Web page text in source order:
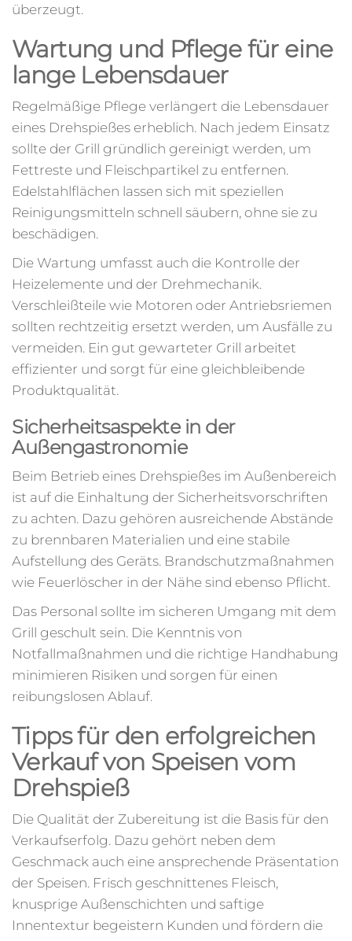
überzeugt.
Wartung und Pflege für eine
lange Lebensdauer
Regelmäßige Pflege verlängert die Lebensdauer
eines Drehspießes erheblich. Nach jedem Einsatz
sollte der Grill gründlich gereinigt werden, um
Fettreste und Fleischpartikel zu entfernen.
Edelstahlflächen lassen sich mit speziellen
Reinigungsmitteln schnell säubern, ohne sie zu
beschädigen.
Die Wartung umfasst auch die Kontrolle der
Heizelemente und der Drehmechanik.
Verschleißteile wie Motoren oder Antriebsriemen
sollten rechtzeitig ersetzt werden, um Ausfälle zu
vermeiden. Ein gut gewarteter Grill arbeitet
effizienter und sorgt für eine gleichbleibende
Produktqualität.
Sicherheitsaspekte in der
Außengastronomie
Beim Betrieb eines Drehspießes im Außenbereich
ist auf die Einhaltung der Sicherheitsvorschriften
zu achten. Dazu gehören ausreichende Abstände
zu brennbaren Materialien und eine stabile
Aufstellung des Geräts. Brandschutzmaßnahmen
wie Feuerlöscher in der Nähe sind ebenso Pflicht.
Das Personal sollte im sicheren Umgang mit dem
Grill geschult sein. Die Kenntnis von
Notfallmaßnahmen und die richtige Handhabung
minimieren Risiken und sorgen für einen
reibungslosen Ablauf.
Tipps für den erfolgreichen
Verkauf von Speisen vom
Drehspieß
Die Qualität der Zubereitung ist die Basis für den
Verkaufserfolg. Dazu gehört neben dem
Geschmack auch eine ansprechende Präsentation
der Speisen. Frisch geschnittenes Fleisch,
knusprige Außenschichten und saftige
Innentextur begeistern Kunden und fördern die